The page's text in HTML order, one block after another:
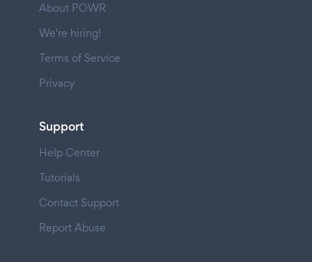
About POWR
We're hiring!
Terms of Service
Privacy
Support
Help Center
Tutorials
Contact Support
Report Abuse